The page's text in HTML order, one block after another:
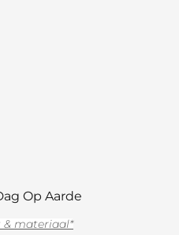
Op Aarde
& materiaal*